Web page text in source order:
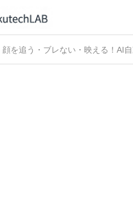
顔を追う・ブレない・映える！AI